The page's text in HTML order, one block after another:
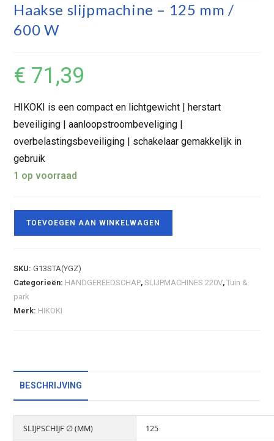
Haakse slijpmachine – 125 mm /
600 W
€ 71,39
HIKOKI is een compact en lichtgewicht | herstart
beveiliging | aanloopstroombeveliging |
overbelastingsbeveiliging | schakelaar gemakkelijk in
gebruik
1 op voorraad
TOEVOEGEN AAN WINKELWAGEN
SKU:G13STA(YGZ)
Categorieën: HANDGEREEDSCHAP,SLIJPMACHINES 220V,Tuin &
park
Merk: HIKOKI
BESCHRIJVING
SLIJPSCHIJF ∅ (MM) 125